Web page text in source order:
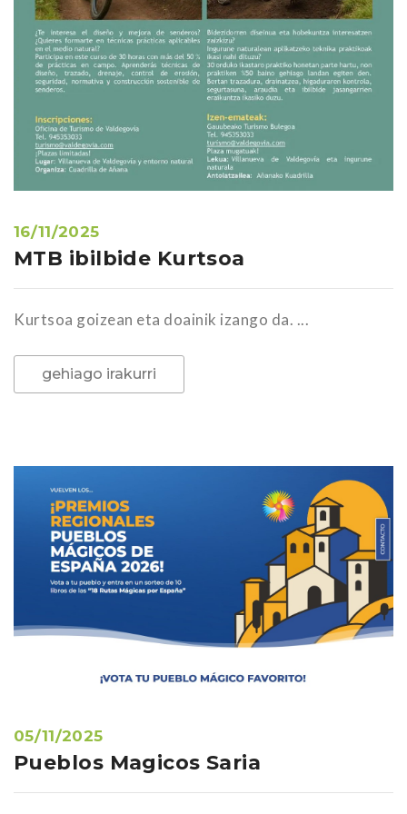
16/11/2025
MTB ibilbide Kurtsoa
Kurtsoa goizean eta doainik izango da. ...
gehiago irakurri
05/11/2025
Pueblos Magicos Saria